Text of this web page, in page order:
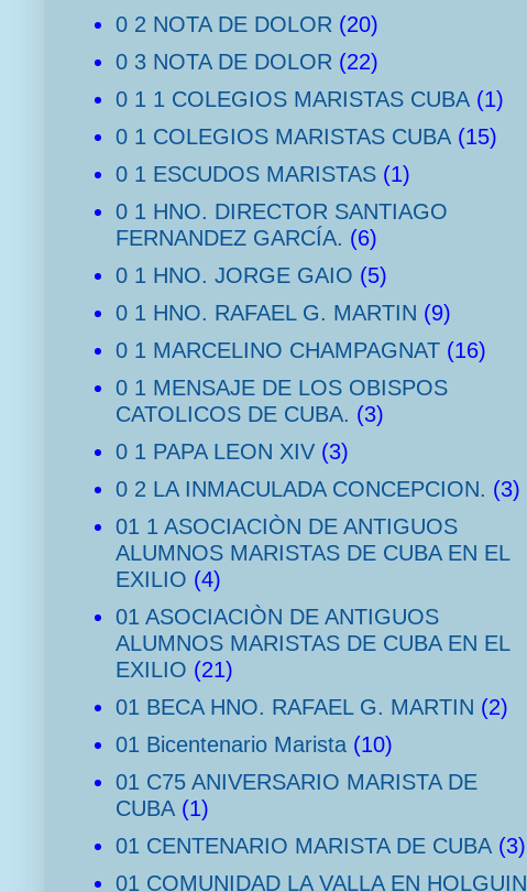
0 2 NOTA DE DOLOR (20)
0 3 NOTA DE DOLOR (22)
0 1 1 COLEGIOS MARISTAS CUBA (1)
0 1 COLEGIOS MARISTAS CUBA (15)
0 1 ESCUDOS MARISTAS (1)
0 1 HNO. DIRECTOR SANTIAGO
FERNANDEZ GARCÍA. (6)
0 1 HNO. JORGE GAIO (5)
0 1 HNO. RAFAEL G. MARTIN (9)
0 1 MARCELINO CHAMPAGNAT (16)
0 1 MENSAJE DE LOS OBISPOS
CATOLICOS DE CUBA. (3)
0 1 PAPA LEON XIV (3)
0 2 LA INMACULADA CONCEPCION. (3)
01 1 ASOCIACIÒN DE ANTIGUOS
ALUMNOS MARISTAS DE CUBA EN EL
EXILIO (4)
01 ASOCIACIÒN DE ANTIGUOS
ALUMNOS MARISTAS DE CUBA EN EL
EXILIO (21)
01 BECA HNO. RAFAEL G. MARTIN (2)
01 Bicentenario Marista (10)
01 C75 ANIVERSARIO MARISTA DE
CUBA (1)
01 CENTENARIO MARISTA DE CUBA (3)
01 COMUNIDAD LA VALLA EN HOLGUIN